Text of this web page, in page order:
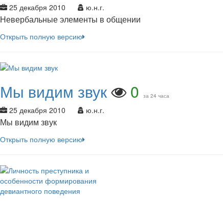
25 декабря 2010 ю.н.г.
Невербальные элементы в общении
Открыть полную версию
Мы видим звук 0 за 24 часа
25 декабря 2010 ю.н.г.
Мы видим звук
Открыть полную версию